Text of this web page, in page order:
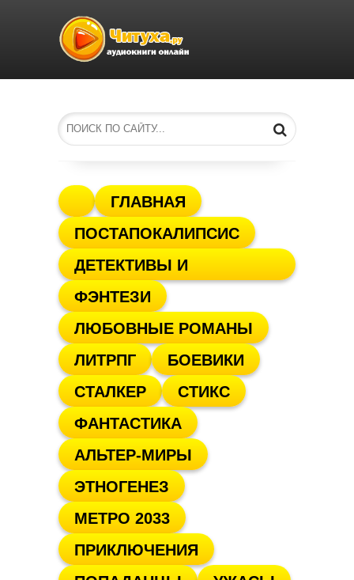
ГЛАВНАЯ
ПОСТАПОКАЛИПСИС
ДЕТЕКТИВЫ И
ТРИЛЛЕРЫ
ФЭНТЕЗИ
ЛЮБОВНЫЕ РОМАНЫ
ЛИТРПГ
БОЕВИКИ
СТАЛКЕР
СТИКС
ФАНТАСТИКА
АЛЬТЕР-МИРЫ
ЭТНОГЕНЕЗ
МЕТРО 2033
ПРИКЛЮЧЕНИЯ